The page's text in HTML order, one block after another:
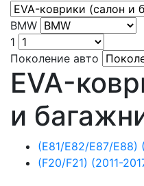
BMW
1
Поколение авто
EVA-
и
(E81/E82/E87/E88)
(F20/F21) (2011-